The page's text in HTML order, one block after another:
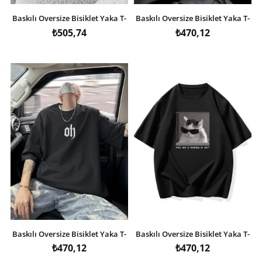
Baskılı Oversize Bisiklet Yaka T-
shirt - Beyaz
₺505,74
Baskılı Oversize Bisiklet Yaka T-
shirt - Beyaz
₺470,12
Baskılı Oversize Bisiklet Yaka T-
shirt - Siyah
₺470,12
Baskılı Oversize Bisiklet Yaka T-
shirt - Siyah
₺470,12